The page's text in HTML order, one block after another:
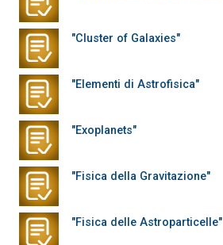
"Cluster of Galaxies"
"Elementi di Astrofisica"
"Exoplanets"
"Fisica della Gravitazione"
"Fisica delle Astroparticelle"